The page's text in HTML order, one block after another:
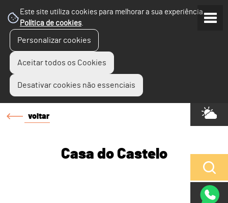
Este site utiliza cookies para melhorar a sua experiência.
Política de cookies.
Personalizar cookies
Aceitar todos os Cookies
Desativar cookies não essenciais
voltar
Casa do Castelo